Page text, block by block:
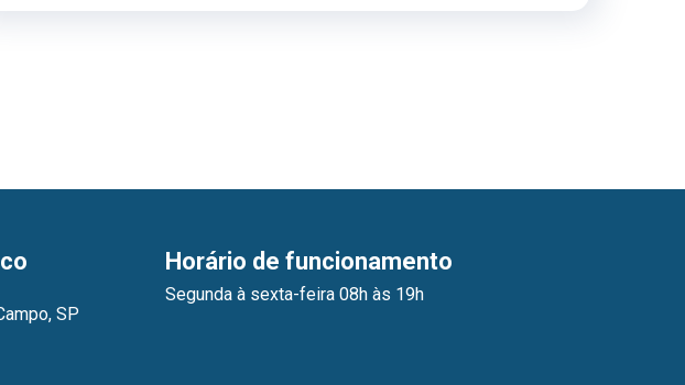
SP
Horário de funcionamento
Segunda à sexta-feira 08h às 19h